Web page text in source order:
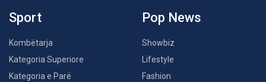
Sport
Kombëtarja
Kategoria Superiore
Kategoria e Parë
Pop News
Showbiz
Lifestyle
Fashion